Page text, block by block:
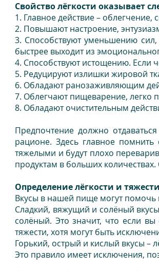
Свойство лёгкости оказывает
1. Главное действие –
2. Повышают настроение,
3. Способствуют уменьшению сил,
быстрее выходит из
4. Способствуют истощению. Если
5. Редуцируют излишки жировой
6. Обладают ранозаживляющим
7. Облегчают пищеварение, легко
8. Обладают очистительным
Предпочтение должно
рационе. Здесь главное помнить
тяжелыми и будут плохо
продуктам в больших
Определение лёгкости и
Вкусы в нашей пище могут помочь
Сладкий, вяжущий и солёный
солёный. Это значит, что если вы
тяжести, хотя могут быть
Горький, острый и кислый вкусы –
Это правило имеет исключения,